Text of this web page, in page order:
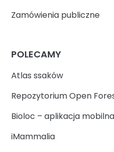
Zamówienia publiczne
POLECAMY
Atlas ssaków
Repozytorium Open
Bioloc – aplikacja mobilna
iMammalia